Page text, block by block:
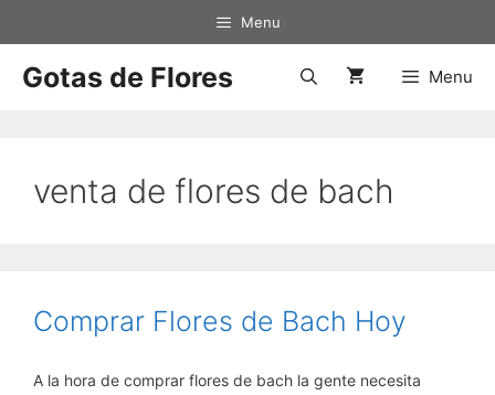
Menu
Gotas de Flores Menu
venta de flores de bach
Comprar Flores de Bach Hoy
A la hora de comprar flores de bach la gente necesita